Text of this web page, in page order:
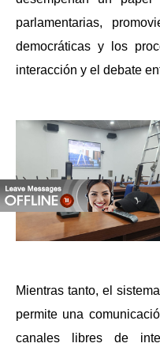
parlamentarias,
democráticas y los
interacción y el debate
Mientras tanto, el
permite una
canales libres de